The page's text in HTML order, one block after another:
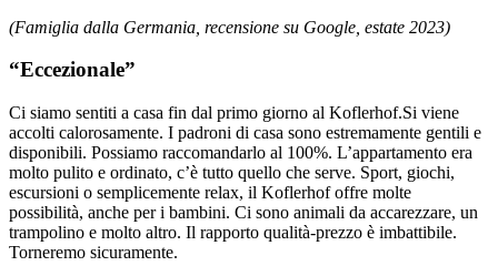
(Famiglia dalla Germania, recensione su Google, estate 2023)
“Eccezionale”
Ci siamo sentiti a casa fin dal primo giorno al Koflerhof.Si viene
accolti calorosamente. I padroni di casa sono estremamente gentili e
disponibili. Possiamo raccomandarlo al 100%. L’appartamento era
molto pulito e ordinato, c’è tutto quello che serve. Sport, giochi,
escursioni o semplicemente relax, il Koflerhof offre molte
possibilità, anche per i bambini. Ci sono animali da accarezzare, un
trampolino e molto altro. Il rapporto qualità-prezzo è imbattibile.
Torneremo sicuramente.